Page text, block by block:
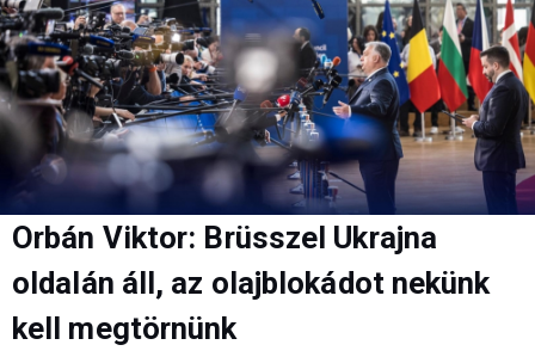
Orbán Viktor: Brüsszel Ukrajna
oldalán áll, az olajblokádot nekünk
kell megtörnünk